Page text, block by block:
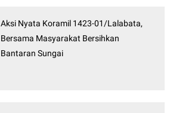
Aksi Nyata Koramil 1423-01/Lalabata,
Bersama Masyarakat Bersihkan
Bantaran Sungai